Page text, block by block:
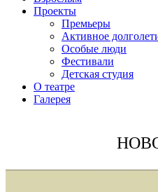
Проекты
Премьеры
Активное
Особые люди
Фестивали
Детская студия
О театре
Галерея